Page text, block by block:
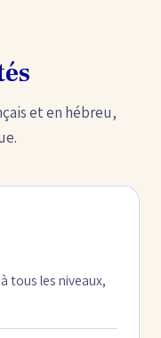
et en hébreu,
tous les niveaux,